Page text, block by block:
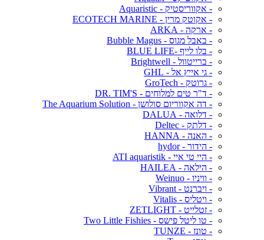
- אקווריסטיק - Aquaristic
- אקוטק מרין - ECOTECH MARINE
- ארקה - ARKA
- באבל מגוס - Bubble Magus
- בלו לייף -BLUE LIFE
- ברייטוול - Brightwell
- גי אייץ אל - GHL
- גרוטק - GroTech
- ד"ר טים למלוחים - DR. TIM'S
- דה אקווריום סולושן - The Aquarium Solution
- דלואה - DALUA
- דלתק - Deltec
- האנה - HANNA
- הידור - hydor
- היי טי איי - ATI aquaristik
- הילאה - HAILEA
- וויניו - Weinuo
- ויברנט - Vibrant
- ויטליס - Vitalis
- זטלייט - ZETLIGHT
- טו ליטל פישס - Two Little Fishies
- טונז - TUNZE